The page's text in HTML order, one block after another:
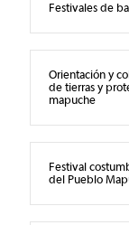
Festivales de
Orientación y
de tierras y
mapuche
Festival
del Pueblo